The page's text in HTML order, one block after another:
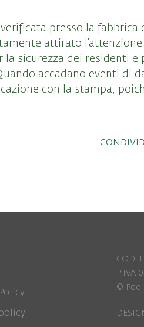
presso la fabbrica
attirato
sicurezza dei residenti e
accadano eventi di
con la stampa,
COD.
P.IVA
© Pool